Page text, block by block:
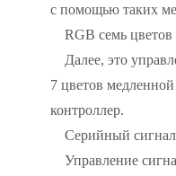
с помощью таких
RGB семь цветов
Далее, это
7 цветов
контроллер.
Серийный
Управление